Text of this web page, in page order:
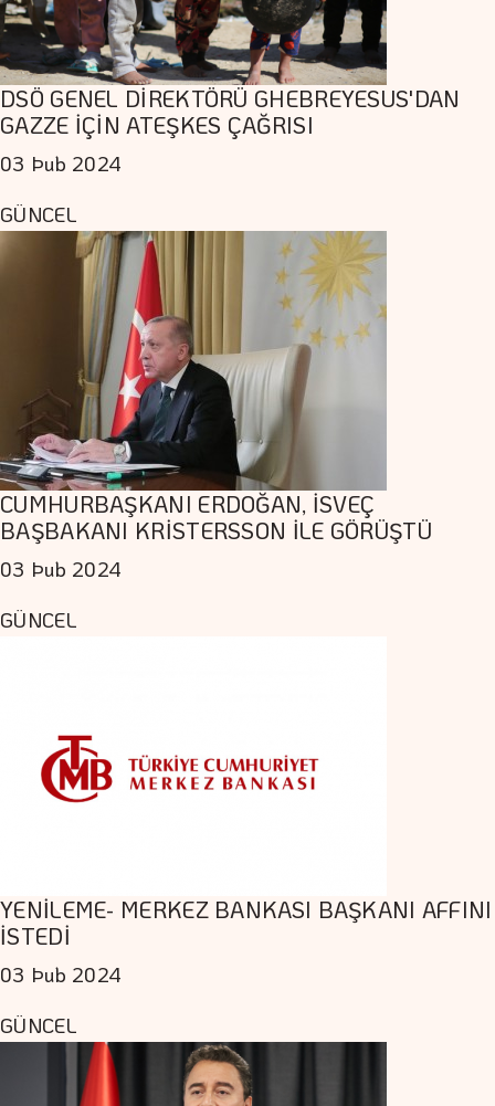
DSÖ GENEL DİREKTÖRÜ GHEBREYESUS'DAN
GAZZE İÇİN ATEŞKES ÇAĞRISI
03 Þub 2024
GÜNCEL
CUMHURBAŞKANI ERDOĞAN, İSVEÇ
BAŞBAKANI KRİSTERSSON İLE GÖRÜŞTÜ
03 Þub 2024
GÜNCEL
YENİLEME- MERKEZ BANKASI BAŞKANI AFFINI
İSTEDİ
03 Þub 2024
GÜNCEL